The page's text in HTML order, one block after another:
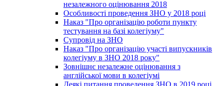
незалежного оцінювання 2018
Особливості проведення ЗНО у 2018 році
Наказ "Про організацію роботи пункту
тестування на базі колегіуму"
Супровід на ЗНО
Наказ "Про організацію участі випускників
колегіуму в ЗНО 2018 року"
Зовнішнє незалежне оцінювання з
англійської мови в колегіумі
Деякі питання проведення ЗНО в 2019 році